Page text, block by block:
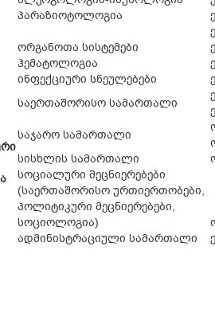
პარაზიოტოლოგია
ორგანოთა სისტემები
ჰემატოლოგია
ინფექციური სნეულებები
საერთაშორისო სამართალი
საჯარო სამართალი
სისხლის სამართალი
სოციალური მეცნიერებები
(საერთაშორისო ურთიერთობები,
პოლიტიკური მეცნიერებები,
სოციოლოგია)
ადმინისტრაციული სამართალი